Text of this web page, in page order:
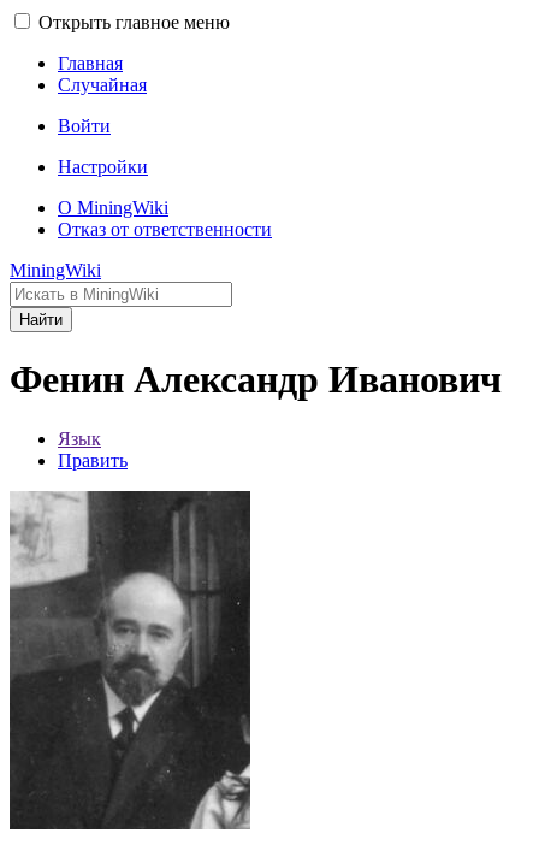
Открыть главное меню
Главная
Случайная
Войти
Настройки
О MiningWiki
Отказ от ответственности
MiningWiki
Найти
Фенин Александр Иванович
Язык
Править